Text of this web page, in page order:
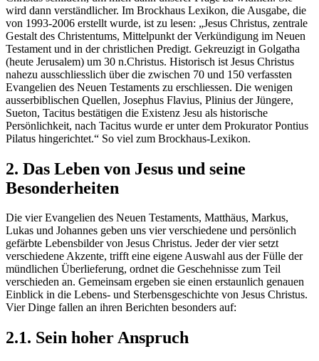
wird dann verständlicher. Im Brockhaus Lexikon, die Ausgabe, die
von 1993-2006 erstellt wurde, ist zu lesen: „Jesus Christus, zentrale
Gestalt des Christentums, Mittelpunkt der Verkündigung im Neuen
Testament und in der christlichen Predigt. Gekreuzigt in Golgatha
(heute Jerusalem) um 30 n.Christus. Historisch ist Jesus Christus
nahezu ausschliesslich über die zwischen 70 und 150 verfassten
Evangelien des Neuen Testaments zu erschliessen. Die wenigen
ausserbiblischen Quellen, Josephus Flavius, Plinius der Jüngere,
Sueton, Tacitus bestätigen die Existenz Jesu als historische
Persönlichkeit, nach Tacitus wurde er unter dem Prokurator Pontius
Pilatus hingerichtet.“ So viel zum Brockhaus-Lexikon.
2. Das Leben von Jesus und seine
Besonderheiten
Die vier Evangelien des Neuen Testaments, Matthäus, Markus,
Lukas und Johannes geben uns vier verschiedene und persönlich
gefärbte Lebensbilder von Jesus Christus. Jeder der vier setzt
verschiedene Akzente, trifft eine eigene Auswahl aus der Fülle der
mündlichen Überlieferung, ordnet die Geschehnisse zum Teil
verschieden an. Gemeinsam ergeben sie einen erstaunlich genauen
Einblick in die Lebens- und Sterbensgeschichte von Jesus Christus.
Vier Dinge fallen an ihren Berichten besonders auf:
2.1. Sein hoher Anspruch